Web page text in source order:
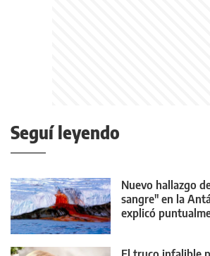
Seguí leyendo
Nuevo hallazgo
sangre" en la
explicó